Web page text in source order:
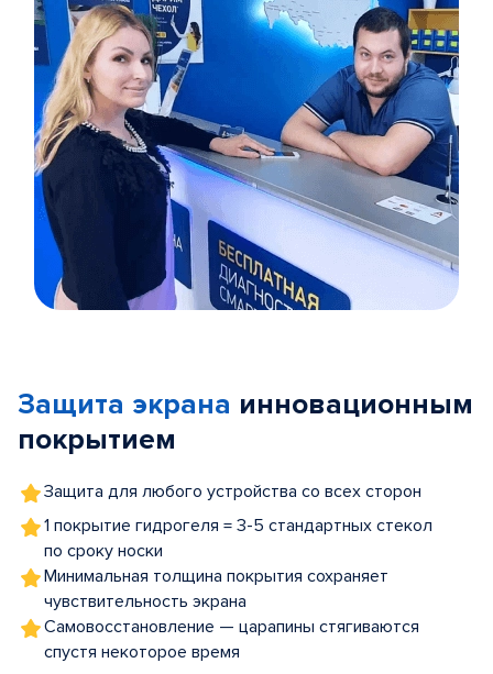
5
Защита экрана инновационным
покрытием
Защита для любого устройства со всех сторон
1 покрытие гидрогеля = 3-5 стандартных стекол
по сроку носки
Минимальная толщина покрытия сохраняет
чувствительность экрана
Самовосстановление — царапины стягиваются
спустя некоторое время